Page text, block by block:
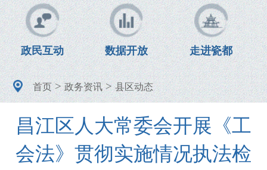
政民互动 数据开放 走进瓷都
首页>政务资讯>县区动态
昌江区人大常委会开展《工
会法》贯彻实施情况执法检